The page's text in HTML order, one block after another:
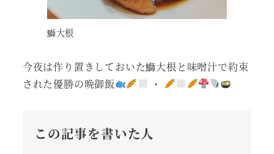
鰤大根
今夜は作り置きしておいた鰤大根と味噌汁で約束
された優勝の晩御飯
・
この記事を書いた人